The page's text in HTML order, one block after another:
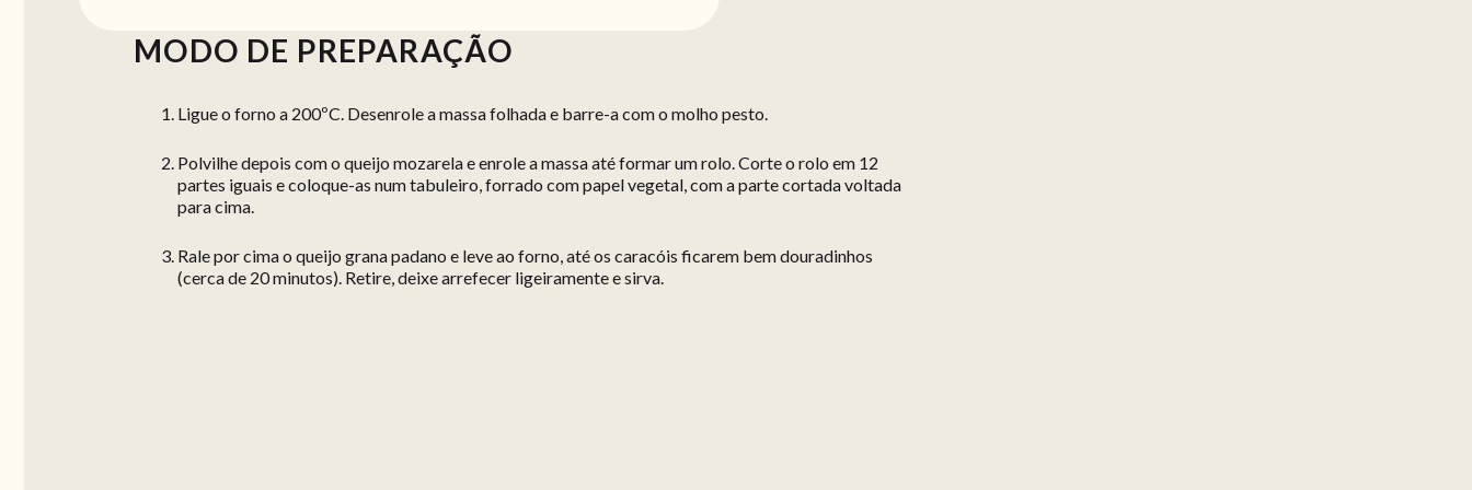
MODO DE PREPARAÇÃO
Ligue o forno a 200ºC. Desenrole a massa folhada e barre-a com o molho pesto.
Polvilhe depois com o queijo mozarela e enrole a massa até formar um rolo. Corte o rolo em 12
partes iguais e coloque-as num tabuleiro, forrado com papel vegetal, com a parte cortada voltada
para cima.
Rale por cima o queijo grana padano e leve ao forno, até os caracóis ficarem bem douradinhos
(cerca de 20 minutos). Retire, deixe arrefecer ligeiramente e sirva.